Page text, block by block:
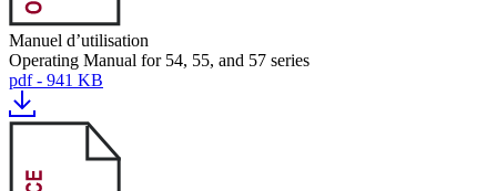
Manuel d’utilisation
Operating Manual for 54, 55, and 57 series
pdf - 941 KB